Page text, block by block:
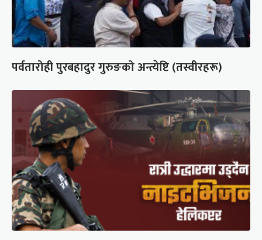
पर्वतारोही पुरबहादुर गुरुङको अन्त्येष्टि (तस्वीरहरू)